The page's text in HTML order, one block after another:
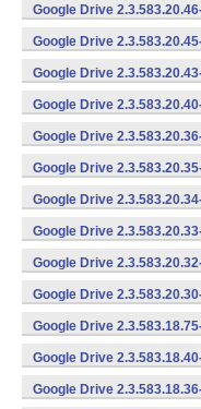
Google Drive
Google Drive
Google Drive
Google Drive
Google Drive
Google Drive
Google Drive
Google Drive
Google Drive
Google Drive
Google Drive
Google Drive
Google Drive